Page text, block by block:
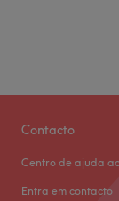
Contacto
Centro de ajuda
Entra em contacto